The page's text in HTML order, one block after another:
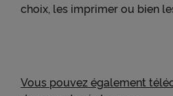
choix, les imprimer ou bien
Vous pouvez également